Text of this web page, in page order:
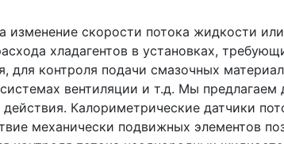
изменение скорости потока жидкости
хладагентов в установках,
для контроля подачи смазочных
вентиляции и т.д. Мы предлагаем
Калориметрические датчики
механически подвижных элементов